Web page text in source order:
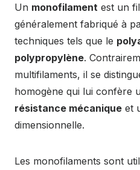
Un monofilament est un
généralement fabriqué à
techniques tels que le
polypropylène.
multifilaments, il se
homogène qui lui confère
résistance mécanique et
dimensionnelle.
Les monofilaments sont